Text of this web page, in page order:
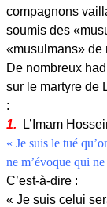
compagnons
soumis des
«musulmans» de
De nombreux
sur le martyre de
:
1. L’Imam
« Je suis le tué
ne m’évoque qui
C’est-à-dire :
« Je suis celui